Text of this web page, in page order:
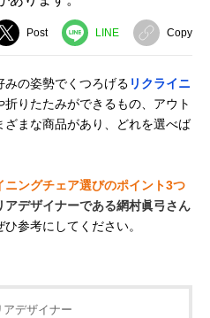
Post LINE Copy
の姿勢でくつろげる リクライニ
折りたたみができるもの、アウト
ざまな商品があり、どれを選べば
ニングチェア選びのポイント3つ
アデザイナーである網村眞弓さん
参考にしてください。
アデザイナー